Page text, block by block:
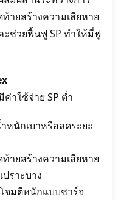
ายสร้างความเสียหาย
ะช่วยฟื้นฟู SP ทำให้มี่ฟู
าใช้จ่าย SP ต่ำ
นักเบาหรือลดระยะ
ยสร้างความเสียหาย
ราะบาง
จมตีหนักแบบชาร์จ